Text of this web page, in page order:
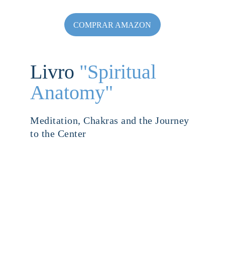
COMPRAR AMAZON
Livro "Spiritual
Anatomy"
Meditation, Chakras and the Journey
to the Center